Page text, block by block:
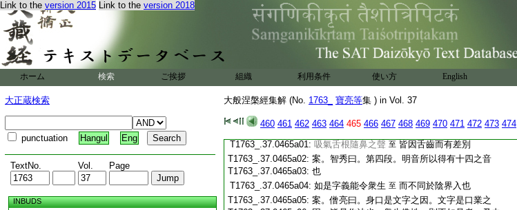
Link to the version 2015 Link to the version 2018
ホーム 検索 ご挨拶 組織 利用条件 使い方 English
大正蔵検索
punctuation Hangul Eng
TextNo. Vol. Page
INBUDS
大般涅槃經集解 (No. 1763_ 寶亮等集 ) in Vol. 37
460 461 462 463 464 465 466 467 468 469 470 471 472 473 474
T1763_.37.0464c20:名羅 案。智秀曰。十四音。訖此也。此中九
T1763_.37.0464c21:
字。爲三音也
T1763_.37.0464c22: 魯流盧樓如是四字 至 以是故名魯流盧樓
案。僧亮曰。向來諸字。當字表義。今此四字
共表四義。四義者。謂三寶對法。三寶以善對
T1763_.37.0464c25:惡也。對法者。以惡對惡。如調達三逆。種種爲
T1763_.37.0464c27:結成字義也。正是以音表旨。故目此音爲字
T1763_.37.0464c28: 也。字有滿半者。以十四音。用表圓理。目爲滿
T1763_.37.0464c29: 字。表未圓理。謂之半字也
T1763_.37.0465a01: 吸氣舌根隨鼻之聲 至 皆因舌齒而有差別
T1763_.37.0465a02: 案。智秀曰。第四段。明音所以得有十四之音
T1763_.37.0465a03: 也
T1763_.37.0465a04: 如是字義能令衆生 至 而不同於陰界入也
T1763_.37.0465a05: 案。僧亮曰。身口是文字之因。文字是口業之